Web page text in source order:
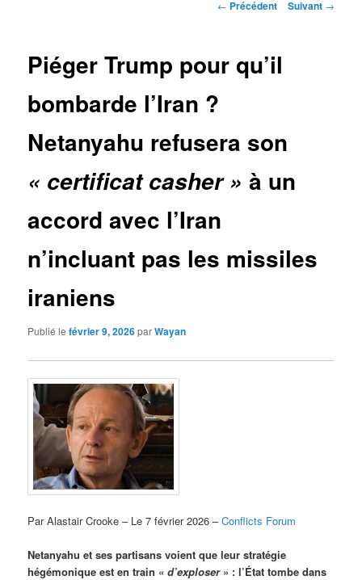
Navigation
← Précédent Suivant →
Piéger Trump pour qu’il
bombarde l’Iran ?
Netanyahu refusera son
« certificat casher » à un
accord avec l’Iran
n’incluant pas les missiles
iraniens
Publié lefévrier 9, 2026parWayan
Par Alastair Crooke – Le 7 février 2026 –Conflicts Forum
Netanyahu et ses partisans voient que leur stratégie
hégémonique est en train «d’exploser» : l’État tombe dans